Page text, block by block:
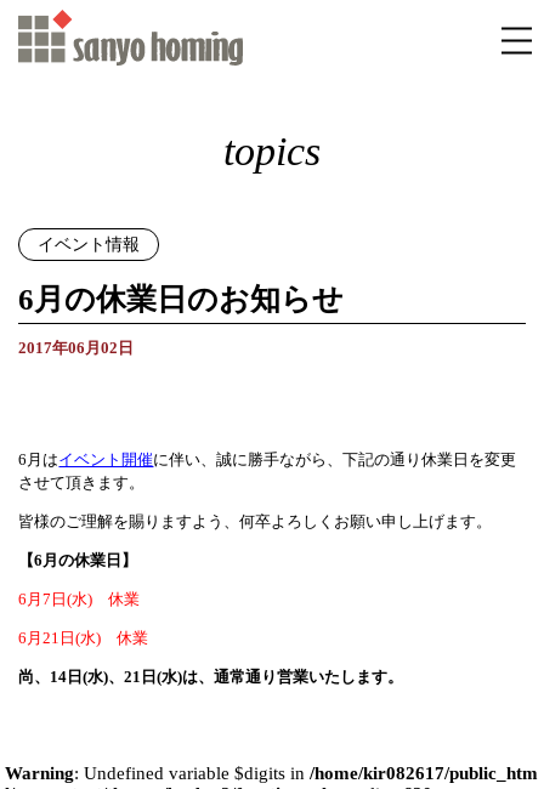
topics
イベント情報
6月の休業日のお知らせ
2017年06月02日
6月はイベント開催に伴い、誠に勝手ながら、下記の通り休業日を変更
させて頂きます。
皆様のご理解を賜りますよう、何卒よろしくお願い申し上げます。
【6月の休業日】
6月7日(水) 休業
6月21日(水) 休業
尚、14日(水)、21日(水)は、通常通り営業いたします。
Warning: Undefined variable $digits in/home/kir082617/public_htm